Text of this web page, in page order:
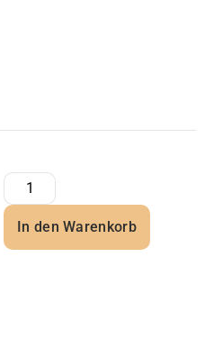
In den Warenkorb